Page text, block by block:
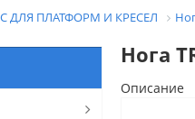
ДЛЯ ПЛАТФОРМ И КРЕСЕЛ
Нога
Описание